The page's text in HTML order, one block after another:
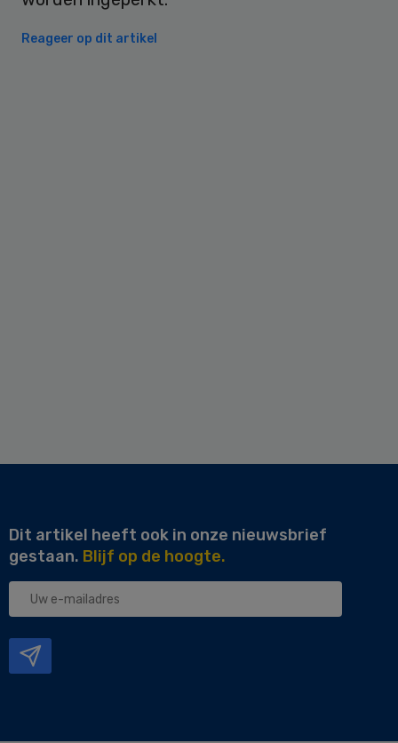
Reageer op dit artikel
Dit artikel heeft ook in onze nieuwsbrief
gestaan. Blijf op de hoogte.
Uw